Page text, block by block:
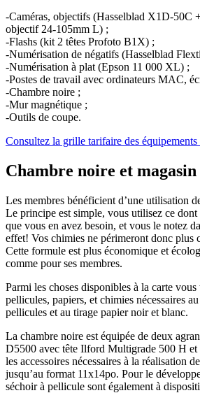
-Caméras, objectifs (Hasselblad X1D-50C
objectif 24-105mm L) ;
-Flashs (kit 2 têtes Profoto B1X) ;
-Numérisation de négatifs (Hasselblad
-Numérisation à plat (Epson 11 000 XL) ;
-Postes de travail avec ordinateurs MAC,
-Chambre noire ;
-Mur magnétique ;
-Outils de coupe.
Consultez la grille tarifaire des
Chambre noire et
Les membres bénéficient d’une utilisation
Le principe est simple, vous utilisez ce
que vous en avez besoin, et vous le notez
effet! Vos chimies ne périmeront donc plus
Cette formule est plus économique et
comme pour ses membres.
Parmi les choses disponibles à la carte
pellicules, papiers, et chimies nécessaires
pellicules et au tirage papier noir et blanc.
La chambre noire est équipée de deux
D5500 avec tête Ilford Multigrade 500 H et
les accessoires nécessaires à la réalisation
jusqu’au format 11x14po. Pour le
séchoir à pellicule sont également à